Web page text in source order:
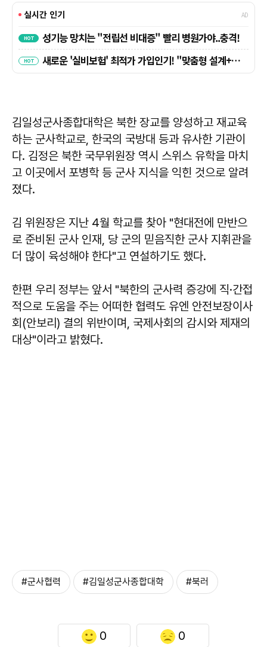
김일성군사종합대학은 북한 장교를 양성하고 재교육
하는 군사학교로, 한국의 국방대 등과 유사한 기관이
다. 김정은 북한 국무위원장 역시 스위스 유학을 마치
고 이곳에서 포병학 등 군사 지식을 익힌 것으로 알려
졌다.
김 위원장은 지난 4월 학교를 찾아 "현대전에 만반으
로 준비된 군사 인재, 당 군의 믿음직한 군사 지휘관을
더 많이 육성해야 한다"고 연설하기도 했다.
한편 우리 정부는 앞서 "북한의 군사력 증강에 직·간접
적으로 도움을 주는 어떠한 협력도 유엔 안전보장이사
회(안보리) 결의 위반이며, 국제사회의 감시와 제재의
대상"이라고 밝혔다.
#군사협력 #김일성군사종합대학 #북러
0 0